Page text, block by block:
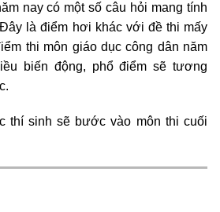
nay có một số câu hỏi mang tính
là điểm hơi khác với đề thi mấy
thi môn giáo dục công dân năm
biến động, phổ điểm sẽ tương
thí sinh sẽ bước vào môn thi cuối